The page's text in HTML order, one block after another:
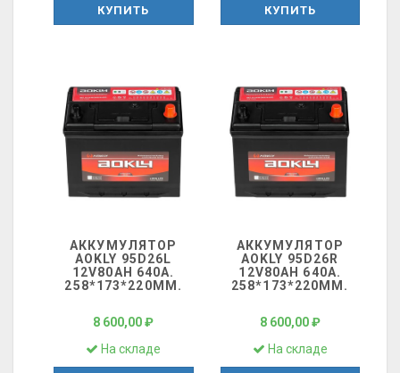
КУПИТЬ КУПИТЬ
АККУМУЛЯТОР
AOKLY 95D26L
12V80AH 640A.
258*173*220ММ.
8 600,00 ₽
На складе
АККУМУЛЯТОР
AOKLY 95D26R
12V80AH 640A.
258*173*220ММ.
8 600,00 ₽
На складе